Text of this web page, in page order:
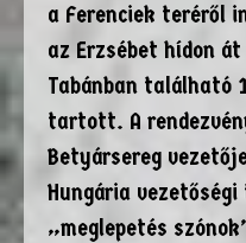
a Ferenciek teréről
az Erzsébet hídon
Tabánban található
tartott. A
Betyársereg
Hungária
„meglepetés